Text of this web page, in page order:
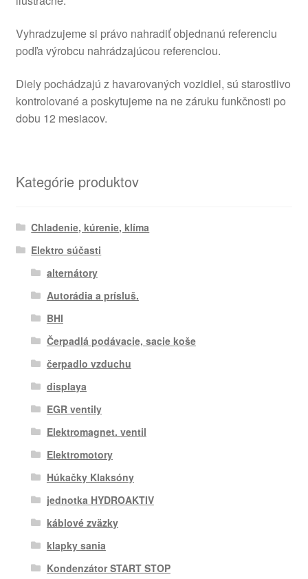
Vyhradzujeme si právo nahradiť objednanú referenciu
podľa výrobcu nahrádzajúcou referenciou.
Diely pochádzajú z havarovaných vozidiel, sú starostlivo
kontrolované a poskytujeme na ne záruku funkčnosti po
dobu 12 mesiacov.
Kategórie produktov
Chladenie, kúrenie, klíma
Elektro súčasti
alternátory
Autorádia a prísluš.
BHI
Čerpadlá podávacie, sacie koše
čerpadlo vzduchu
displaya
EGR ventily
Elektromagnet. ventil
Elektromotory
Húkačky Klaksóny
jednotka HYDROAKTIV
káblové zväzky
klapky sania
Kondenzátor START STOP